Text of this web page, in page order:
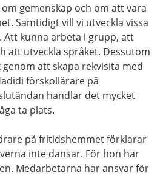
gemenskap och om att vara
Samtidigt vill vi utveckla vissa
Att kunna arbeta i grupp, att
att utveckla språket. Dessutom
att skapa rekvisita med
förskollärare på
handlar det mycket
ta plats.
på fritidshemmet förklarar
inte dansar. För hon har
Medarbetarna har ansvar för